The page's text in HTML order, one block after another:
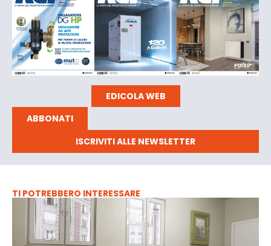
EDICOLA WEB
ABBONATI
ISCRIVITI ALLE NEWSLETTER
TI POTREBBERO INTERESSARE